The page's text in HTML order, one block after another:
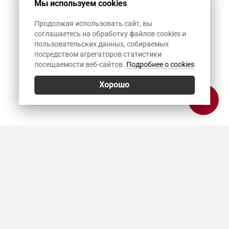
Мы используем cookies
Продолжая использовать сайт, вы
соглашаетесь на обработку файлов cookies и
пользовательских данных, собираемых
посредством агрегаторов статистики
посещаемости веб-сайтов. Подробнее о cookies
Хорошо